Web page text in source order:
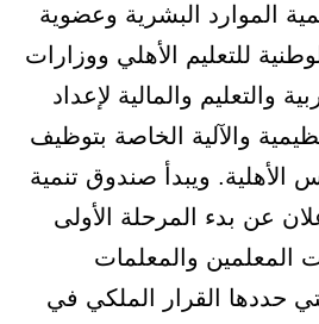
الموارد البشرية وعضوية
للتعليم الأهلي ووزارات
والتعليم والمالية لإعداد
والآلية الخاصة بتوظيف
الأهلية. ويبدأ صندوق تنمية
عن بدء المرحلة الأولى
المعلمين والمعلمات
حددها القرار الملكي في